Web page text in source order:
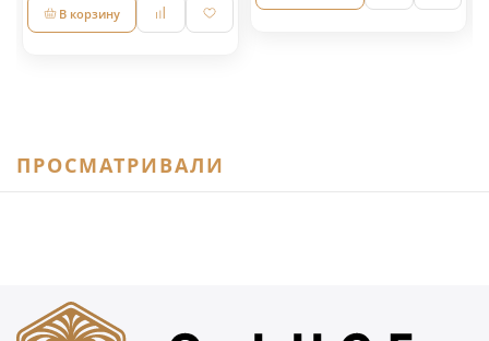
В корзину
ПРОСМАТРИВАЛИ